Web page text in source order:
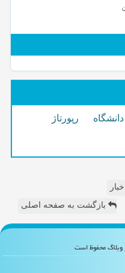
دانشگاه رپورتاژ
بازگشت به صفحه اصلی